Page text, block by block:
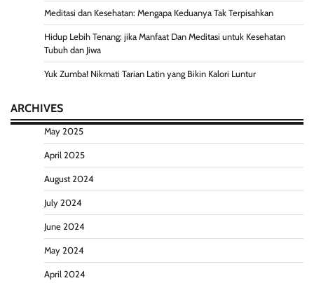
Meditasi dan Kesehatan: Mengapa Keduanya Tak Terpisahkan
Hidup Lebih Tenang: jika Manfaat Dan Meditasi untuk Kesehatan
Tubuh dan Jiwa
Yuk Zumba! Nikmati Tarian Latin yang Bikin Kalori Luntur
ARCHIVES
May 2025
April 2025
August 2024
July 2024
June 2024
May 2024
April 2024